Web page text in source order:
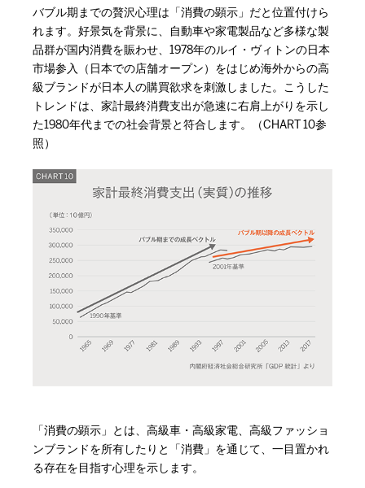
バブル期までの贅沢心理は「消費の顕示」だと位置付けら
れます。好景気を背景に、自動車や家電製品など多様な製
品群が国内消費を賑わせ、1978年のルイ・ヴィトンの日本
市場参入（日本での店舗オープン）をはじめ海外からの高
級ブランドが日本人の購買欲求を刺激しました。こうした
トレンドは、家計最終消費支出が急速に右肩上がりを示し
た1980年代までの社会背景と符合します。（CHART 10参
照）
「消費の顕示」とは、高級車・高級家電、高級ファッショ
ンブランドを所有したりと「消費」を通じて、一目置かれ
る存在を目指す心理を示します。